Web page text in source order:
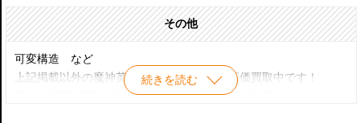
タカラ プラクション 魔神大集合 04 夏鬼丸
タカラ プラクション 魔神大集合 06 新星空神丸
タカラ プラクション 魔神大集合 07 忍神丸
空神丸&セカンドガン
幻神丸&ゲッペルン
その他
続きを読む
可変構造 など
上記掲載以外の魔神英雄伝ワタルも幅広く高価買取中です！
年代・状態も問わず昭和当時～最新の物まで大歓迎です！！